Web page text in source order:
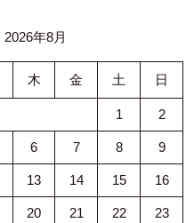
2026年8月
木 金 土 日
1 2
6 7 8 9
13 14 15 16
20 21 22 23